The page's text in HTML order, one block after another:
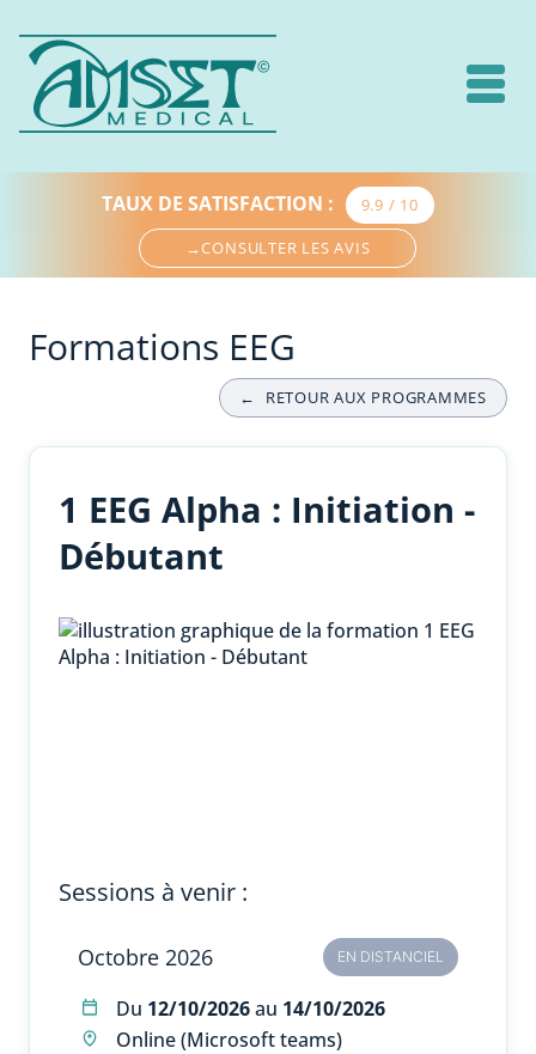
TAUX DE SATISFACTION :
9.9 / 10
→CONSULTER LES AVIS
Formations EEG
← RETOUR AUX PROGRAMMES
1 EEG Alpha : Initiation -
Débutant
Sessions à venir :
Octobre 2026 EN DISTANCIEL
Du 12/10/2026au 14/10/2026
Online (Microsoft teams)